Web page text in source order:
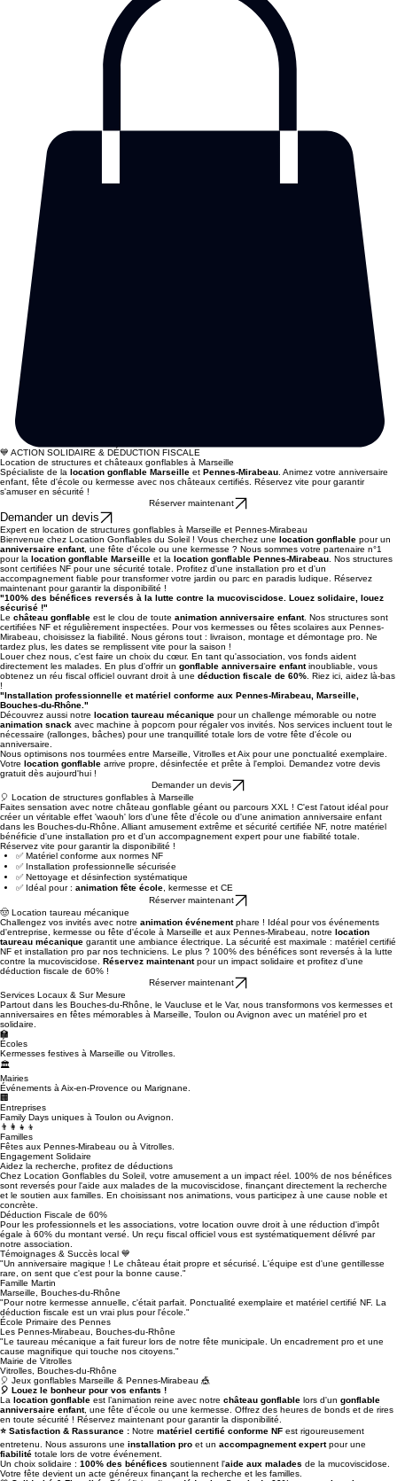
💙 ACTION SOLIDAIRE & DÉDUCTION FISCALE
Location de structures et châteaux gonflables à Marseille
Spécialiste de lalocation gonflable Marseille Pennes-Mirabeau
enfant, fête d'école ou kermesse avec nos châteaux certifiés. Réservez vite pour garantir
s'amuser en sécurité !
Réserver maintenant
Demander un devis
Expert en location de structures gonflables à Marseille et Pennes-Mirabeau
Bienvenue chez Location Gonflables du Soleil ! Vous cherchez unelocation gonflablepour un
anniversaire enfant, une fête d'école ou une kermesse ? Nous sommes votre partenaire n°1
pour lalocation gonflable Marseilleet lalocation gonflable Pennes-Mirabeau. Nos structures
sont certifiées NF pour une sécurité totale. Profitez d'une installation pro et d'un
accompagnement fiable pour transformer votre jardin ou parc en paradis ludique. Réservez
maintenant pour garantir la disponibilité !
"100% des bénéfices reversés à la lutte contre la mucoviscidose. Louez solidaire, louez
sécurisé !"
Lechâteau gonflableest le clou de touteanimation anniversaire enfant. Nos structures sont
certifiées NF et régulièrement inspectées. Pour vos kermesses ou fêtes scolaires aux Pennes-
Mirabeau, choisissez la fiabilité. Nous gérons tout : livraison, montage et démontage pro. Ne
tardez plus, les dates se remplissent vite pour la saison !
Louer chez nous, c'est faire un choix du cœur. En tant qu'association, vos fonds aident
directement les malades. En plus d'offrir un
gonflable anniversaire enfant
inoubliable, vous
obtenez un réu fiscal officiel ouvrant droit à unedéduction fiscale de 60%. Riez ici, aidez là-bas
!
"Installation professionnelle et matériel conforme aux Pennes-Mirabeau, Marseille,
Bouches-du-Rhône."
Découvrez aussi notrelocation taureau mécaniquepour un challenge mémorable ou notre
animation snack
avec machine à popcorn pour régaler vos invités. Nos services incluent tout le
nécessaire (rallonges, bâches) pour une tranquillité totale lors de votre fête d'école ou
anniversaire.
Nous optimisons nos tourmées entre Marseille, Vitrolles et Aix pour une ponctualité exemplaire.
arrive propre, désinfectée et prête à l'emploi. Demandez votre devis
gratuit dès aujourd'hui !
Demander un devis
🎈 Location de structures gonflables à Marseille
Faites sensation avec notre château gonflable géant ou parcours XXL ! C'est l'atout idéal pour
créer un véritable effet 'waouh' lors d'une fête d'école ou d'une animation anniversaire enfant
dans les Bouches-du-Rhône. Alliant amusement extrême et sécurité certifiée NF, notre matériel
bénéficie d'une installation pro et d'un accompagnement expert pour une fiabilité totale.
Réservez vite pour garantir la disponibilité !
✅ Matériel conforme aux normes NF
✅ Installation professionnelle sécurisée
✅ Nettoyage et désinfection systématique
✅ Idéal pour :animation fête école
Réserver maintenant
🤠 Location taureau mécanique
Challengez vos invités avec notreanimation événementphare ! Idéal pour vos événements
d'entreprise, kermesse ou fête d'école à Marseille et aux Pennes-Mirabeau, notrelocation
taureau mécaniquegarantit une ambiance électrique. La sécurité est maximale : matériel certifié
NF et installation pro par nos techniciens. Le plus ? 100% des bénéfices sont reversés à la lutte
Réservez maintenantpour un impact solidaire et profitez d'une
déduction fiscale de 60% !
Réserver maintenant
Services Locaux & Sur Mesure
Partout dans les Bouches-du-Rhône, le Vaucluse et le Var, nous transformons vos kermesses et
anniversaires en fêtes mémorables à Marseille, Toulon ou Avignon avec un matériel pro et
solidaire.
🏫
Écoles
Kermesses festives à Marseille ou Vitrolles.
🏛️
Mairies
Événements à Aix-en-Provence ou Marignane.
🏢
Entreprises
Family Days uniques à Toulon ou Avignon.
👨‍👩‍👧‍👦
Familles
Fêtes aux Pennes-Mirabeau ou à Vitrolles.
Engagement Solidaire
Aidez la recherche, profitez de déductions
Chez Location Gonflables du Soleil, votre amusement a un impact réel. 100% de nos bénéfices
sont reversés pour l'aide aux malades de la mucoviscidose, finançant directement la recherche
et le soutien aux familles. En choisissant nos animations, vous participez à une cause noble et
concrète.
Déduction Fiscale de 60%
Pour les professionnels et les associations, votre location ouvre droit à une réduction d'impôt
égale à 60% du montant versé. Un reçu fiscal officiel vous est systématiquement délivré par
notre association.
Témoignages & Succès local 💙
"Un anniversaire magique ! Le château était propre et sécurisé. L'équipe est d'une gentillesse
rare, on sent que c'est pour la bonne cause."
Famille Martin
Marseille, Bouches-du-Rhône
"Pour notre kermesse annuelle, c'était parfait. Ponctualité exemplaire et matériel certifié NF. La
déduction fiscale est un vrai plus pour l'école."
École Primaire des Pennes
Les Pennes-Mirabeau, Bouches-du-Rhône
"Le taureau mécanique a fait fureur lors de notre fête municipale. Un encadrement pro et une
cause magnifique qui touche nos citoyens."
Mairie de Vitrolles
Vitrolles, Bouches-du-Rhône
🎈 Jeux gonflables Marseille & Pennes-Mirabeau 🎪
🎈 Louez le bonheur pour vos enfants !
La location gonflableest l’animation reine avec notrechâteau gonflable
anniversaire enfant, une fête d'école ou une kermesse. Offrez des heures de bonds et de rires
en toute sécurité ! Réservez maintenant pour garantir la disponibilité.
⭐ Satisfaction & Rassurance :Notrematériel certifié conforme NF
entretenu. Nous assurons uneinstallation proet un accompagnement expert pour une
fiabilitétotale lors de votre événement.